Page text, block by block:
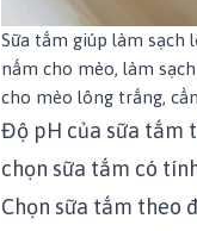
Sữa tắm giúp làm sạch
nấm cho mèo, làm
cho mèo lông trắng,
Độ pH của sữa tắm
chọn sữa tắm có
Chọn sữa tắm theo